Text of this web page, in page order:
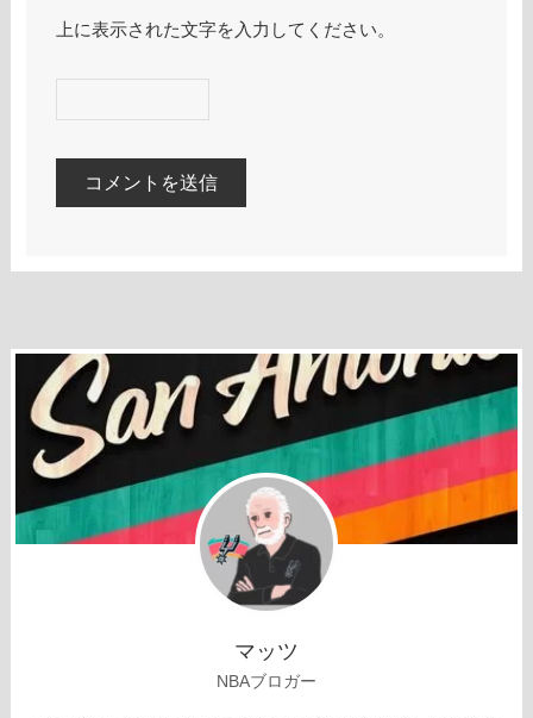
上に表示された文字を入力してください。
マッツ
NBAブロガー